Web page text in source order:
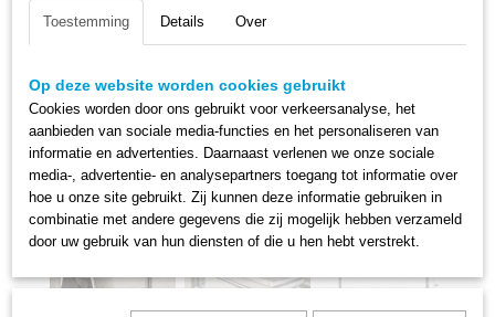
Toestemming Details Over
Op deze website worden cookies gebruikt
Cookies worden door ons gebruikt voor verkeersanalyse, het
aanbieden van sociale media-functies en het personaliseren van
informatie en advertenties. Daarnaast verlenen we onze sociale
media-, advertentie- en analysepartners toegang tot informatie over
hoe u onze site gebruikt. Zij kunnen deze informatie gebruiken in
combinatie met andere gegevens die zij mogelijk hebben verzameld
door uw gebruik van hun diensten of die u hen hebt verstrekt.